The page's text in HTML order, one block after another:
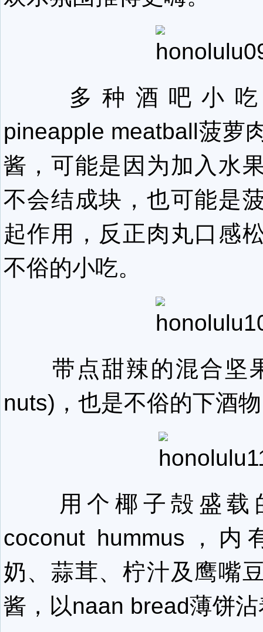
多种酒吧小吃
pineapple meatball菠萝
酱，可能是因为加入水
不会结成块，也可能是
起作用，反正肉丸口感
不俗的小吃。
带点甜辣的混合坚
nuts)，也是不俗的下酒
用个椰子殻盛载的
coconut hummus，内
奶、蒜茸、柠汁及鹰嘴
酱，以naan bread薄饼